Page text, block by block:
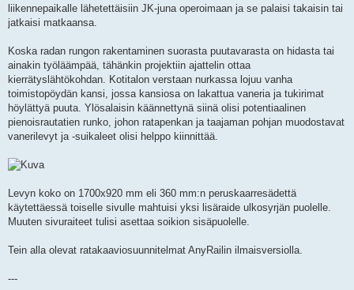
liikennepaikalle lähetettäisiin JK-juna operoimaan ja se palaisi takaisin tai
jatkaisi matkaansa.
Koska radan rungon rakentaminen suorasta puutavarasta on hidasta tai
ainakin työläämpää, tähänkin projektiin ajattelin ottaa
kierrätyslähtökohdan. Kotitalon verstaan nurkassa lojuu vanha
toimistopöydän kansi, jossa kansiosa on lakattua vaneria ja tukirimat
höylättyä puuta. Ylösalaisin käännettynä siinä olisi potentiaalinen
pienoisrautatien runko, johon ratapenkan ja taajaman pohjan muodostavat
vanerilevyt ja -suikaleet olisi helppo kiinnittää.
Levyn koko on 1700x920 mm eli 360 mm:n peruskaarresädettä
käytettäessä toiselle sivulle mahtuisi yksi lisäraide ulkosyrjän puolelle.
Muuten sivuraiteet tulisi asettaa soikion sisäpuolelle.
Tein alla olevat ratakaaviosuunnitelmat AnyRailin ilmaisversiolla.
---